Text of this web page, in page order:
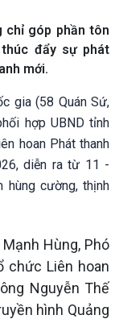
chỉ góp phần tôn
đẩy sự phát
mới.
gia (58 Quán Sứ,
hợp UBND tỉnh
hoan Phát thanh
diễn ra từ 11 -
hùng cường, thịnh
Hùng, Phó
chức Liên hoan
Nguyễn Thế
hình Quảng